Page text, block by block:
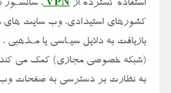
استفاده گسترده از VPN ،
کشورهای استیدادی، وب سایت های
(شبکه خصوصی مجازی) کمک می
به نظارت بر دسترسی به صفحات